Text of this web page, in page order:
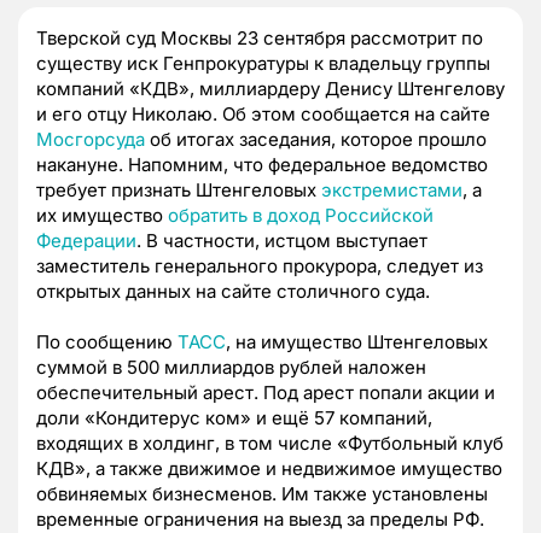
Тверской суд Москвы 23 сентября рассмотрит по
существу иск Генпрокуратуры к владельцу группы
компаний «КДВ», миллиардеру Денису Штенгелову
и его отцу Николаю. Об этом сообщается на сайте
Мосгорсуда об итогах заседания, которое прошло
накануне. Напомним, что федеральное ведомство
требует признать Штенгеловых экстремистами, а
их имущество обратить в доход Российской
Федерации. В частности, истцом выступает
заместитель генерального прокурора, следует из
открытых данных на сайте столичного суда.
По сообщению ТАСС, на имущество Штенгеловых
суммой в 500 миллиардов рублей наложен
обеспечительный арест. Под арест попали акции и
доли «Кондитерус ком» и ещё 57 компаний,
входящих в холдинг, в том числе «Футбольный клуб
КДВ», а также движимое и недвижимое имущество
обвиняемых бизнесменов. Им также установлены
временные ограничения на выезд за пределы РФ.